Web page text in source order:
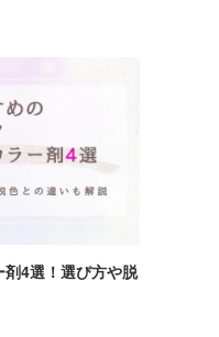
4選！選び方や脱